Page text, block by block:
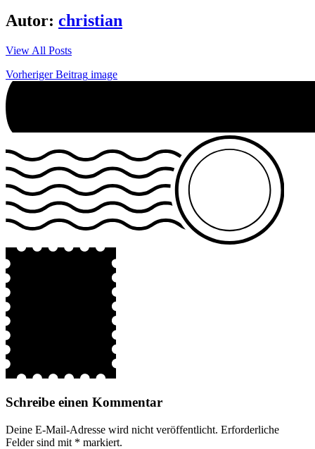
Autor: christian
View All Posts
Beitrags-
Navigation
Vorheriger Beitrag image
Schreibe einen Kommentar
Deine E-Mail-Adresse wird nicht veröffentlicht. Erforderliche
Felder sind mit * markiert.